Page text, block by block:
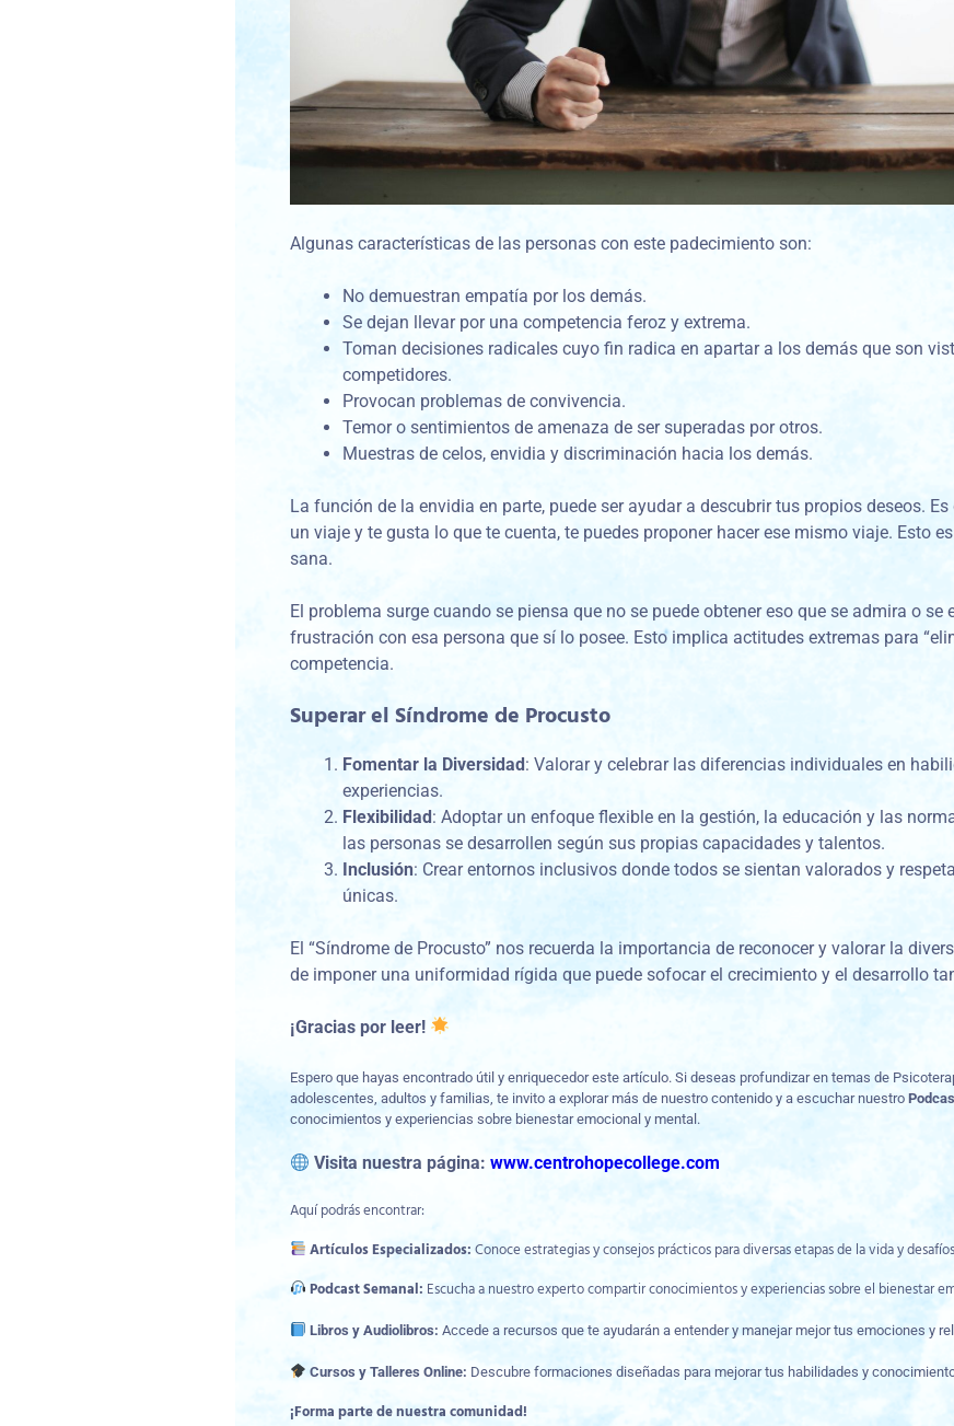
Algunas características de las personas con este padecimiento son:
No demuestran empatía por los demás.
Se dejan llevar por una competencia feroz y extrema.
Toman decisiones radicales cuyo fin radica en apartar a los demás que son
competidores.
Provocan problemas de convivencia.
Temor o sentimientos de amenaza de ser superadas por otros.
Muestras de celos, envidia y discriminación hacia los demás.
La función de la envidia en parte, puede ser ayudar a descubrir tus propios deseos.
un viaje y te gusta lo que te cuenta, te puedes proponer hacer ese mismo viaje. Esto
sana.
El problema surge cuando se piensa que no se puede obtener eso que se admira o se
frustración con esa persona que sí lo posee. Esto implica actitudes extremas para
competencia.
Superar el Síndrome de Procusto
Fomentar la Diversidad: Valorar y celebrar las diferencias individuales en
experiencias.
Flexibilidad: Adoptar un enfoque flexible en la gestión, la educación y las
las personas se desarrollen según sus propias capacidades y talentos.
Inclusión: Crear entornos inclusivos donde todos se sientan valorados y
únicas.
El “Síndrome de Procusto” nos recuerda la importancia de reconocer y valorar la
de imponer una uniformidad rígida que puede sofocar el crecimiento y el desarrollo
¡Gracias por leer!
Espero que hayas encontrado útil y enriquecedor este artículo. Si deseas profundizar en temas de
adolescentes, adultos y familias, te invito a explorar más de nuestro contenido y a escuchar nuestro
conocimientos y experiencias sobre bienestar emocional y mental.
Visita nuestra página:www.centrohopecollege.com
Aquí podrás encontrar:
Artículos Especializados:Conoce estrategias y consejos prácticos para diversas etapas de la vida y
Podcast Semanal: Escucha a nuestro experto compartir conocimientos y experiencias sobre el bienestar
Libros y Audiolibros: Accede a recursos que te ayudarán a entender y manejar mejor tus emociones y
Cursos y Talleres Online: Descubre formaciones diseñadas para mejorar tus habilidades y
¡Forma parte de nuestra comunidad!